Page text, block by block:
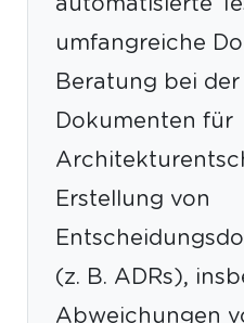
umfangreiche
Beratung bei
Dokumenten für
Erstellung von
(z. B. ADRs),
Abweichungen